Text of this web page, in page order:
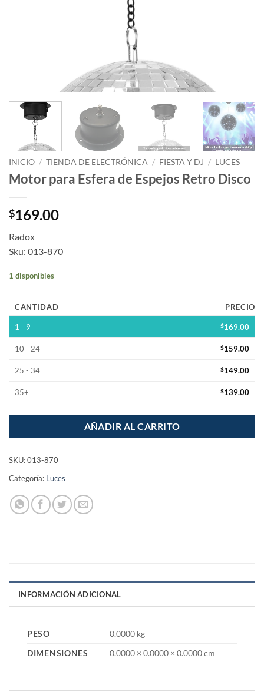
INICIO / TIENDA DE ELECTRÓNICA / FIESTA Y DJ / LUCES
Motor para Esfera de Espejos Retro Disco
$169.00
Radox
Sku: 013-870
1 disponibles
CANTIDAD PRECIO
1 - 9 $169.00
10 - 24 $159.00
25 - 34 $149.00
35+ $139.00
AÑADIR AL CARRITO
SKU:013-870
Categoría: Luces
INFORMACIÓN ADICIONAL
PESO
0.0000 kg
DIMENSIONES
0.0000 × 0.0000 × 0.0000 cm